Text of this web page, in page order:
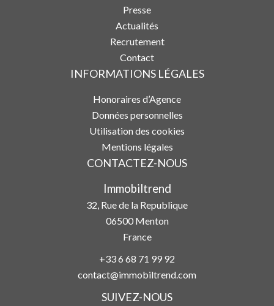
Presse
Actualités
Recrutement
Contact
INFORMATIONS LÉGALES
Honoraires d’Agence
Données personnelles
Utilisation des cookies
Mentions légales
CONTACTEZ-NOUS
Immobiltrend
32, Rue de la Republique
06500Menton
France
+33 6 68 71 99 92
contact@immobiltrend.com
SUIVEZ-NOUS